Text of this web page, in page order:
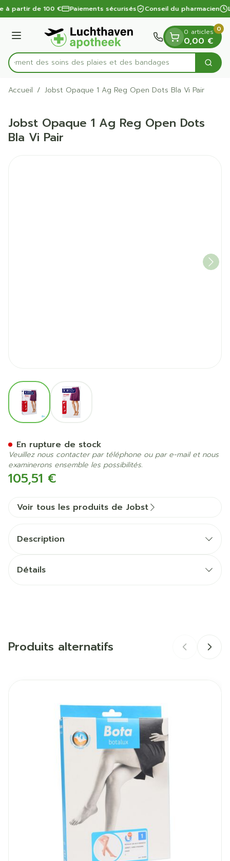
Aller au contenu
1 de 1
à partir de 100 € Paiements sécurisés Conseil du pharmacien
Menu
Rechercherdes soins des plaies et des bandages
0 articles
0,00 €
0
Accueil / Jobst Opaque 1 Ag Reg Open Dots Bla Vi Pair
Jobst Opaque 1 Ag Reg Open Dots
Bla Vi Pair
View larger imageView larger image
105,51 €
En rupture de stock
Veuillez nous contacter par téléphone ou par e-mail et nous
examinerons ensemble les possibilités.
Voir tous les produits de Jobst
Description
Détails
Marques Jobst
211 mm
Profondeur 46 mm
Préservation
Température ambiante (15°C -
25°C)
Produits alternatifs